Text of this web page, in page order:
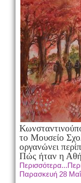
το Μουσείο
οργανώνει
Πώς ήταν η
Παρασκευή 28